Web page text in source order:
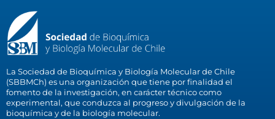
La Sociedad de Bioquímica y Biología Molecular de Chile
(SBBMCh) es una organización que tiene por finalidad el
fomento de la investigación, en carácter técnico como
experimental, que conduzca al progreso y divulgación de la
bioquímica y de la biología molecular.